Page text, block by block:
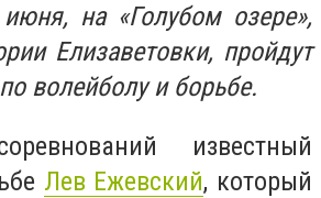
на «Голубом озере»,
Елизаветовки, пройдут
волейболу и борьбе.
известный
Лев Ежевский, который